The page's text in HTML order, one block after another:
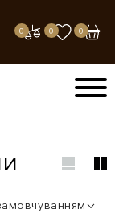
0 0 0